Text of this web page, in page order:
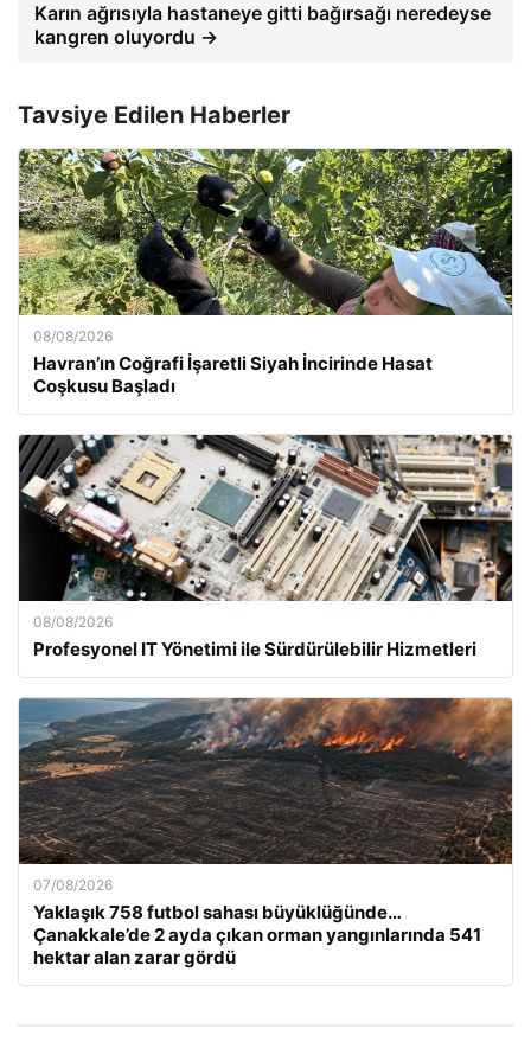
Karın ağrısıyla hastaneye gitti bağırsağı neredeyse
kangren oluyordu →
Tavsiye Edilen Haberler
08/08/2026
Havran’ın Coğrafi İşaretli Siyah İncirinde Hasat
Coşkusu Başladı
08/08/2026
Profesyonel IT Yönetimi ile Sürdürülebilir Hizmetleri
07/08/2026
Yaklaşık 758 futbol sahası büyüklüğünde…
Çanakkale’de 2 ayda çıkan orman yangınlarında 541
hektar alan zarar gördü